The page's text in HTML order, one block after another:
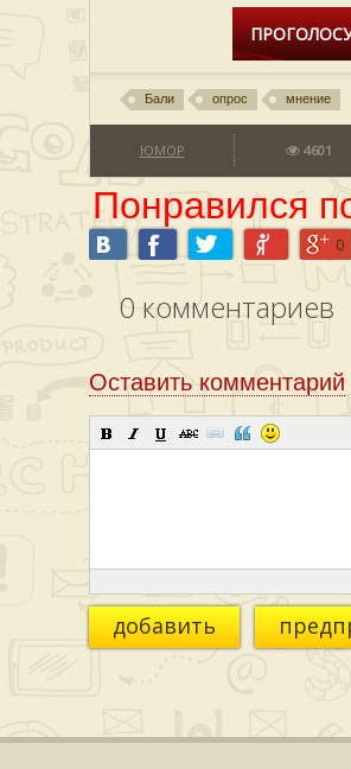
Бали опрос мнение
ЮМОР 4601
Понравился
0
0 комментариев
Оставить комментарий
добавить